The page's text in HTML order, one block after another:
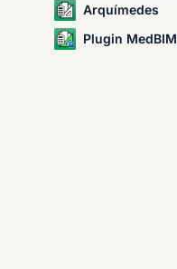
Arquímedes
Plugin MedBIM - Revit